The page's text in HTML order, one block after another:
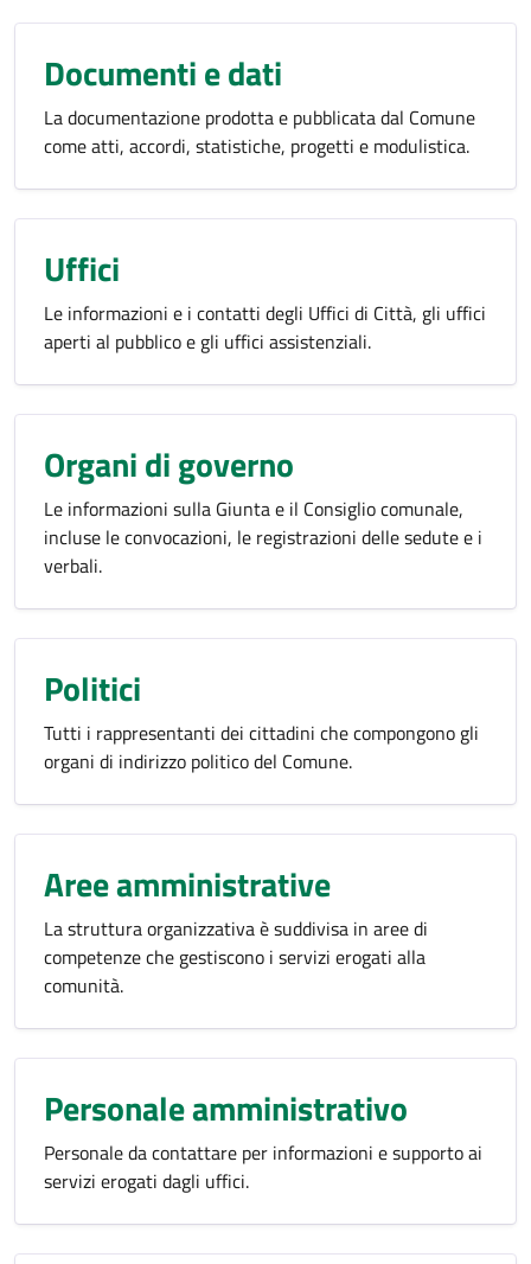
Documenti e dati
La documentazione prodotta e pubblicata dal Comune
come atti, accordi, statistiche, progetti e modulistica.
Uffici
Le informazioni e i contatti degli Uffici di Città, gli uffici
aperti al pubblico e gli uffici assistenziali.
Organi di governo
Le informazioni sulla Giunta e il Consiglio comunale,
incluse le convocazioni, le registrazioni delle sedute e i
verbali.
Politici
Tutti i rappresentanti dei cittadini che compongono gli
organi di indirizzo politico del Comune.
Aree amministrative
La struttura organizzativa è suddivisa in aree di
competenze che gestiscono i servizi erogati alla
comunità.
Personale amministrativo
Personale da contattare per informazioni e supporto ai
servizi erogati dagli uffici.